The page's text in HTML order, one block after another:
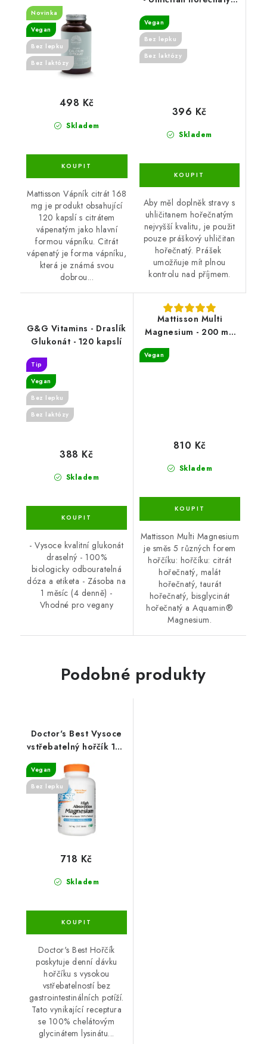
Novinka
Vegan
Bez lepku
Bez laktózy
Skladem
498 Kč
Mattisson Vápník citrát 168
mg je produkt obsahující
120 kapslí s citrátem
vápenatým jako hlavní
formou vápníku. Citrát
vápenatý je forma vápníku,
která je známá svou
dobrou...
Vegan
Bez lepku
Bez laktózy
Skladem
396 Kč
Aby měl doplněk stravy s
uhličitanem hořečnatým
nejvyšší kvalitu, je použit
pouze práškový uhličitan
hořečnatý. Prášek
umožňuje mít plnou
kontrolu nad příjmem.
G&G Vitamins - Draslík
Glukonát - 120 kapslí
Tip
Vegan
Bez lepku
Bez laktózy
Skladem
388 Kč
- Vysoce kvalitní glukonát
draselný - 100%
biologicky odbouratelná
dóza a etiketa - Zásoba na
1 měsíc (4 denně) -
Vhodné pro vegany
Mattisson Multi
Magnesium - 200 mg
komplex - 90 tablet
Vegan
Skladem
810 Kč
Mattisson Multi Magnesium
je směs 5 různých forem
hořčíku: hořčíku: citrát
hořečnatý, malát
hořečnatý, taurát
hořečnatý, bisglycinát
hořečnatý a Aquamin®
Magnesium.
Podobné produkty
Doctor's Best Vysoce
vstřebatelný hořčík 100
Vegan
Bez lepku
Skladem
718 Kč
Doctor's Best Hořčík
poskytuje denní dávku
hořčíku s vysokou
vstřebatelností bez
gastrointestinálních potíží.
Tato vynikající receptura
se 100% chelátovým
glycinátem lysinátu...